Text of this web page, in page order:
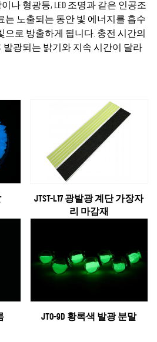
나 형광등, LED 조명과 같은 인공조
는 노출되는 동안 빛 에너지를 흡수
으로 방출하게 됩니다. 충전 시간의
발광되는 밝기와 지속 시간이 달라
JTST-L17 광발광 계단 가장자
리 마감재
JTO-9D 황록색 발광 분말